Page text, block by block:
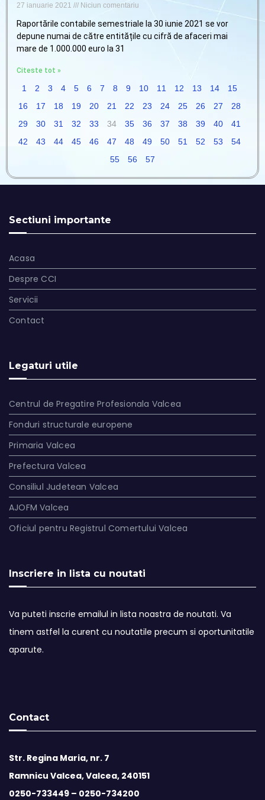
27 ianuarie 2021 Niciun comentariu
Raportările contabile semestriale la 30 iunie 2021 se vor
depune numai de către entitățile cu cifră de afaceri mai
mare de 1.000.000 euro la 31
Citeste tot »
1 2 3 4 5 6 7 8 9 10 11 12 13 14
15
16
17 18 19 20 21 22 23 24 25 26 27
28
29
30 31 32 33 34 35 36 37 38 39 40
41
42
43 44 45 46 47 48 49 50 51 52 53
54
55
56 57
Sectiuni importante
Acasa
Despre CCI
Servicii
Contact
Legaturi utile
Centrul de Pregatire Profesionala Valcea
Fonduri structurale europene
Primaria Valcea
Prefectura Valcea
Consiliul Judetean Valcea
AJOFM Valcea
Oficiul pentru Registrul Comertului Valcea
Inscriere in lista cu noutati
Va puteti inscrie emailul in lista noastra de noutati. Va
tinem astfel la curent cu noutatile precum si oportunitatile
aparute.
Contact
Str. Regina Maria, nr. 7
Ramnicu Valcea, Valcea, 240151
0250-733449 – 0250-734200